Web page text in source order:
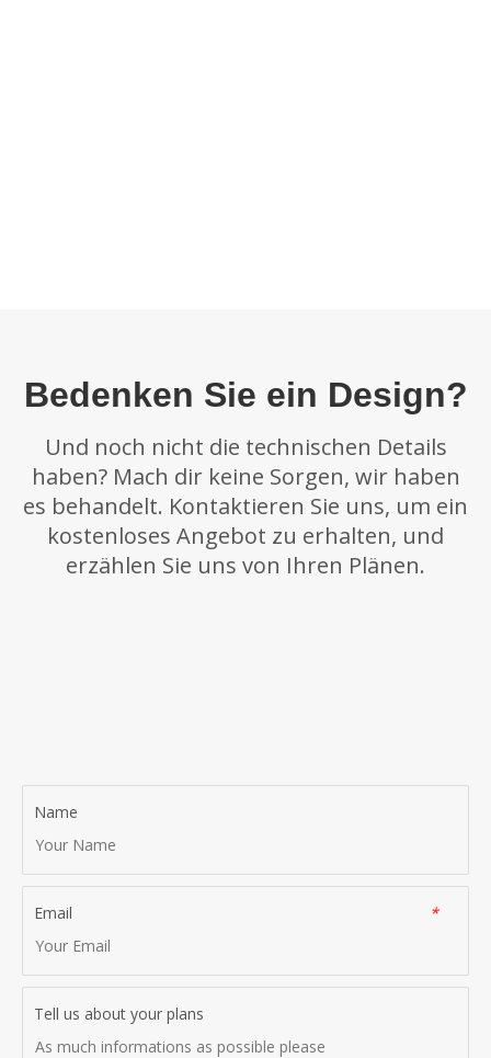
Bedenken Sie ein Design?
Und noch nicht die technischen Details
haben? Mach dir keine Sorgen, wir haben
es behandelt. Kontaktieren Sie uns, um ein
kostenloses Angebot zu erhalten, und
erzählen Sie uns von Ihren Plänen.
Name
*
Email
Tell us about your plans